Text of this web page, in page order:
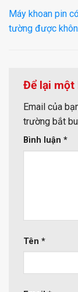
Máy khoan pin
tường được
Để lại một
Email của
trường bắt
Bình luận *
Tên *